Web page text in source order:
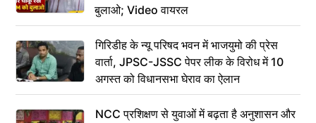
बुलाओ; Video वायरल
गिरिडीह के न्यू परिषद भवन में भाजयुमो की प्रेस
वार्ता, JPSC-JSSC पेपर लीक के विरोध में 10
अगस्त को विधानसभा घेराव का ऐलान
NCC प्रशिक्षण से युवाओं में बढ़ता है अनुशासन और